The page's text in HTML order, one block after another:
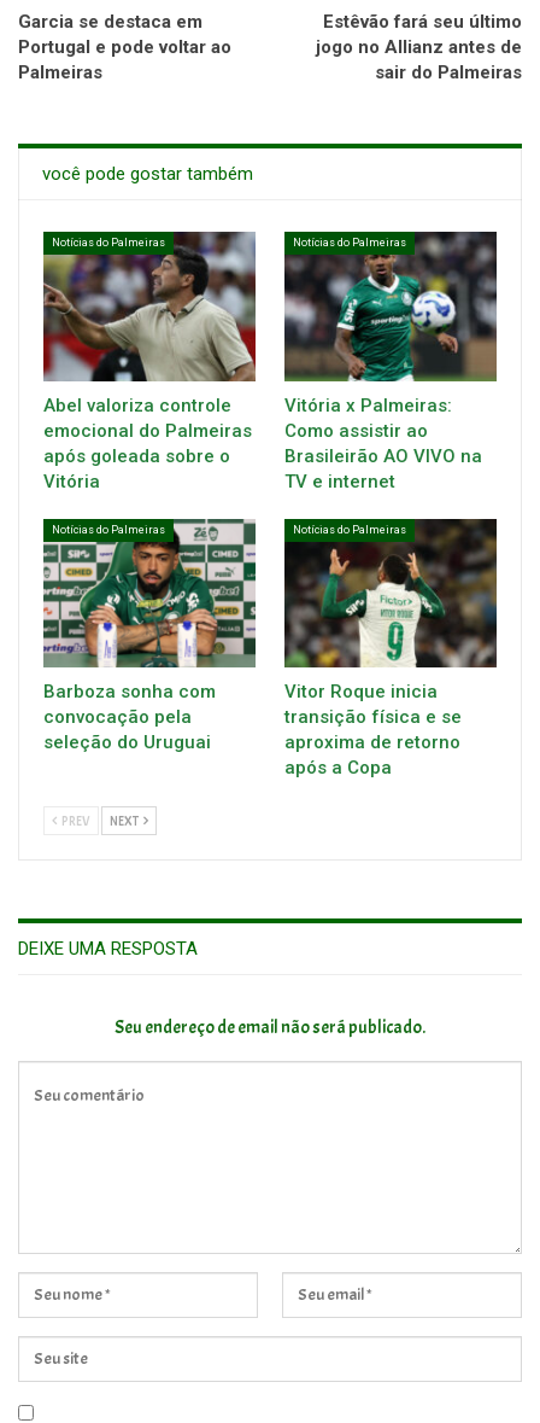
Garcia se destaca em
Portugal e pode voltar ao
Palmeiras
Estêvão fará seu último
jogo no Allianz antes de
sair do Palmeiras
você pode gostar também
Notícias do Palmeiras
Abel valoriza controle
emocional do Palmeiras
após goleada sobre o
Vitória
Notícias do Palmeiras
Vitória x Palmeiras:
Como assistir ao
Brasileirão AO VIVO na
TV e internet
Notícias do Palmeiras
Barboza sonha com
convocação pela
seleção do Uruguai
Notícias do Palmeiras
Vitor Roque inicia
transição física e se
aproxima de retorno
após a Copa
PREV NEXT
DEIXE UMA RESPOSTA
Seu endereço de email não será publicado.